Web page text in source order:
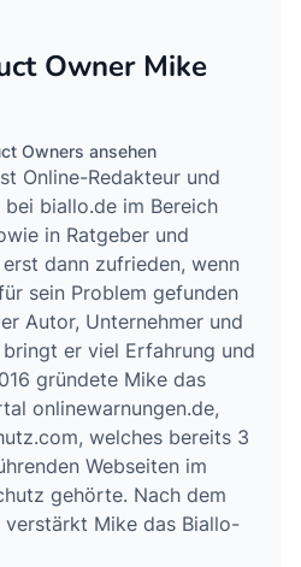
Owner Mike
Owners ansehen
Online-Redakteur und
biallo.de im Bereich
in Ratgeber und
dann zufrieden, wenn
sein Problem gefunden
Autor, Unternehmer und
er viel Erfahrung und
gründete Mike das
onlinewarnungen.de,
welches bereits 3
Webseiten im
gehörte. Nach dem
Mike das Biallo-